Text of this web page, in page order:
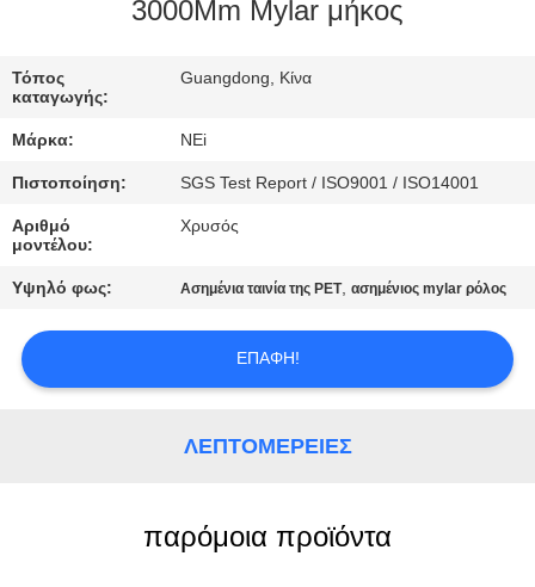
ΕΡΓΟΣΤΑΣΊΩΝ
ΠΟΙΟΤΙΚΌΣ
ΈΛΕΓΧΟΣ
ΜΑΣ
ΕΛΆΤΕ
ΣΕ
ΜΕ
ΖΗΤΉΣΤΕ
3000Mm Mylar μήκος
Τόπος
καταγωγής:
Guangdong, Κίνα
Μάρκα: NEi
Πιστοποίηση: SGS Test Report / ISO9001 / ISO14001
Αριθμό
μοντέλου:
Χρυσός
Υψηλό φως: Ασημένια ταινία της PET,ασημένιος mylar ρόλος
ΕΠΑΦΉ!
ΛΕΠΤΟΜΈΡΕΙΕΣ
παρόμοια προϊόντα